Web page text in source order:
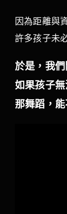
因為距離與
許多孩子未
於是，我們
如果孩子無
那舞蹈，